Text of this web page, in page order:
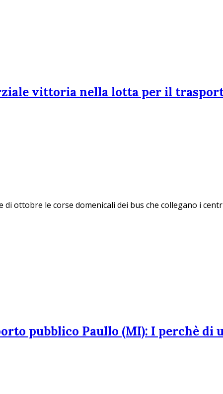
vittoria nella lotta per il
ottobre le corse domenicali dei bus che collegano i
pubblico Paullo (MI): I perchè di